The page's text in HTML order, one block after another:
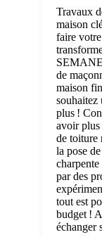
Travaux
maison
faire
de
maison
souhaitez
plus !
avoir
de toiture
la pose
par des
tout est
budget !
échanger